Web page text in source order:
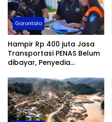
Gorontalo
Hampir Rp 400 juta Jasa
Transportasi PENAS Belum
dibayar, Penyedia
Gorontalo